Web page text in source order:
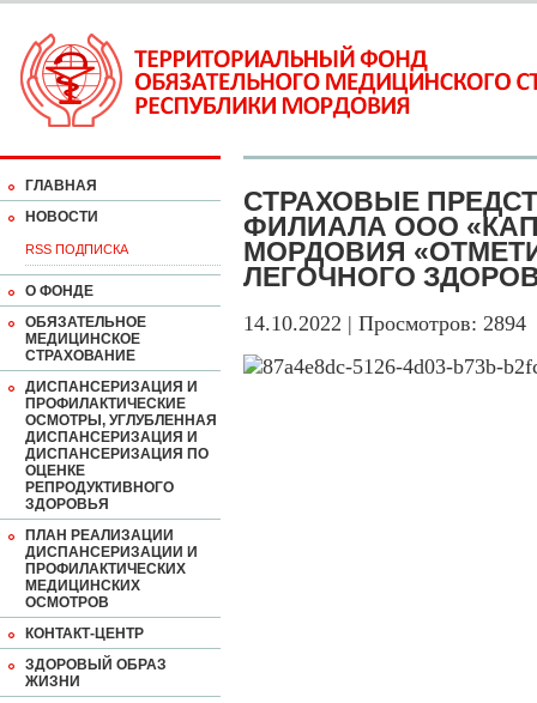
ГЛАВНАЯ
НОВОСТИ
RSS ПОДПИСКА
О ФОНДЕ
ОБЯЗАТЕЛЬНОЕ
МЕДИЦИНСКОЕ
СТРАХОВАНИЕ
ДИСПАНСЕРИЗАЦИЯ И
ПРОФИЛАКТИЧЕСКИЕ
ОСМОТРЫ, УГЛУБЛЕННАЯ
ДИСПАНСЕРИЗАЦИЯ И
ДИСПАНСЕРИЗАЦИЯ ПО
ОЦЕНКЕ
РЕПРОДУКТИВНОГО
ЗДОРОВЬЯ
ПЛАН РЕАЛИЗАЦИИ
ДИСПАНСЕРИЗАЦИИ И
ПРОФИЛАКТИЧЕСКИХ
МЕДИЦИНСКИХ
ОСМОТРОВ
КОНТАКТ-ЦЕНТР
ЗДОРОВЫЙ ОБРАЗ
ЖИЗНИ
СТРАХОВЫЕ
ФИЛИАЛА ООО
МОРДОВИЯ
ЛЕГОЧНОГО
14.10.2022 | Просмотров: 2894